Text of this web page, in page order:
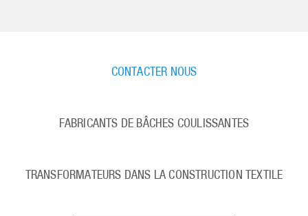
CONTACTER NOUS
FABRICANTS DE BÂCHES COULISSANTES
TRANSFORMATEURS DANS LA CONSTRUCTION TEXTILE